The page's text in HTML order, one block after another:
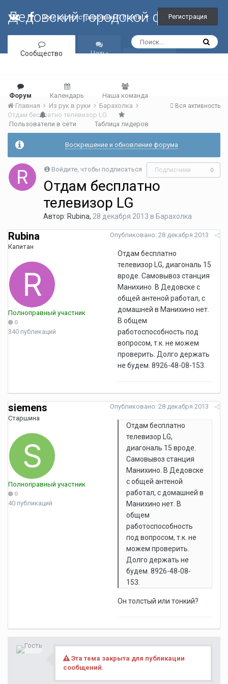
Дедовский городской форум
Уже зарегистрированы? Войти Регистрация
Сообщество
Форум Календарь Наша команда
Пользователи в сети Таблица лидеров
Чаты
Вся активность
Главная Из рук в руки
Барахолка
Отдам бесплатно телевизор LG
Воскрешение и обновление форума
Войдите, чтобы подписаться Подписчики 0
Отдам бесплатно
телевизор LG
Автор: Rubina, 28 декабря 2013 в Барахолка
Rubina
Капитан
Полноправный участник
0
340 публикаций
Опубликовано: 28 декабря 2013
Отдам бесплатно
телевизор LG, диагональ 15
вроде. Самовывоз станция
Манихино. В Дедовске с
общей антеной работал, с
домашней в Манихино нет.
В общем
работоспособность под
вопросом, т.к. не можем
проверить. Долго держать
не будем. 8926-48-08-153.
siemens
Старшина
Полноправный участник
0
40 публикаций
Опубликовано: 28 декабря 2013
Отдам бесплатно
телевизор LG,
диагональ 15 вроде.
Самовывоз станция
Манихино. В Дедовске
с общей антеной
работал, с домашней в
Манихино нет. В
общем
работоспособность
под вопросом, т.к. не
можем проверить.
Долго держать не
будем. 8926-48-08-
153.
Он толстый или тонкий?
Эта тема закрыта для публикации
сообщений.